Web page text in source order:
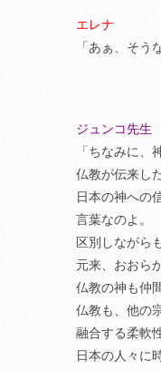
エレナ
「あぁ、そう
ジュンコ先生
「ちなみに、
仏教が伝来し
日本の神への
言葉なのよ。
区別しながら
元来、おおら
仏教の神も仲
仏教も、他の
融合する柔軟
日本の人々に